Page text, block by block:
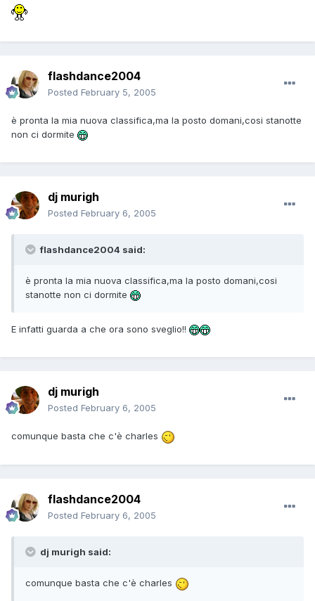
flashdance2004
Posted February 5, 2005
è pronta la mia nuova classifica,ma la posto domani,cosi stanotte
non ci dormite
dj murigh
Posted February 6, 2005
flashdance2004 said:
è pronta la mia nuova classifica,ma la posto domani,cosi
stanotte non ci dormite
E infatti guarda a che ora sono sveglio!!
dj murigh
Posted February 6, 2005
comunque basta che c'è charles
flashdance2004
Posted February 6, 2005
dj murigh said:
comunque basta che c'è charles